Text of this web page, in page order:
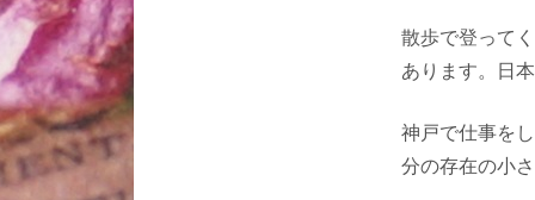
散歩で登って
あります。日
神戸で仕事を
分の存在の小